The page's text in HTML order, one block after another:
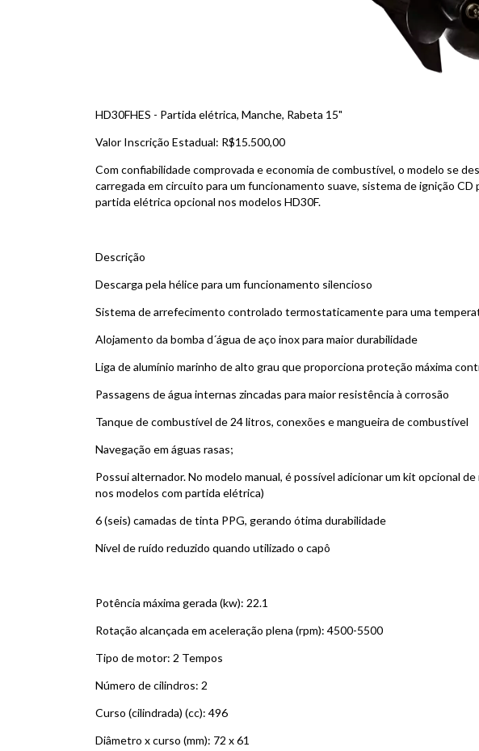
HD30FHES - Partida elétrica, Manche, Rabeta 15"
Valor Inscrição Estadual: R$15.500,00
Com confiabilidade comprovada e economia de combustível, o modelo se
carregada em circuito para um funcionamento suave, sistema de ignição
partida elétrica opcional nos modelos HD30F.
Descrição
Descarga pela hélice para um funcionamento silencioso
Sistema de arrefecimento controlado termostaticamente para uma
Alojamento da bomba d´água de aço inox para maior durabilidade
Liga de alumínio marinho de alto grau que proporciona proteção máxima
Passagens de água internas zincadas para maior resistência à corrosão
Tanque de combustível de 24 litros, conexões e mangueira de combustível
Navegação em águas rasas;
Possui alternador. No modelo manual, é possível adicionar um kit opcional
nos modelos com partida elétrica)
6 (seis) camadas de tinta PPG, gerando ótima durabilidade
Nível de ruído reduzido quando utilizado o capô
Potência máxima gerada (kw): 22.1
Rotação alcançada em aceleração plena (rpm): 4500-5500
Tipo de motor: 2 Tempos
Número de cilindros: 2
Curso (cilindrada) (cc): 496
Diâmetro x curso (mm): 72 x 61